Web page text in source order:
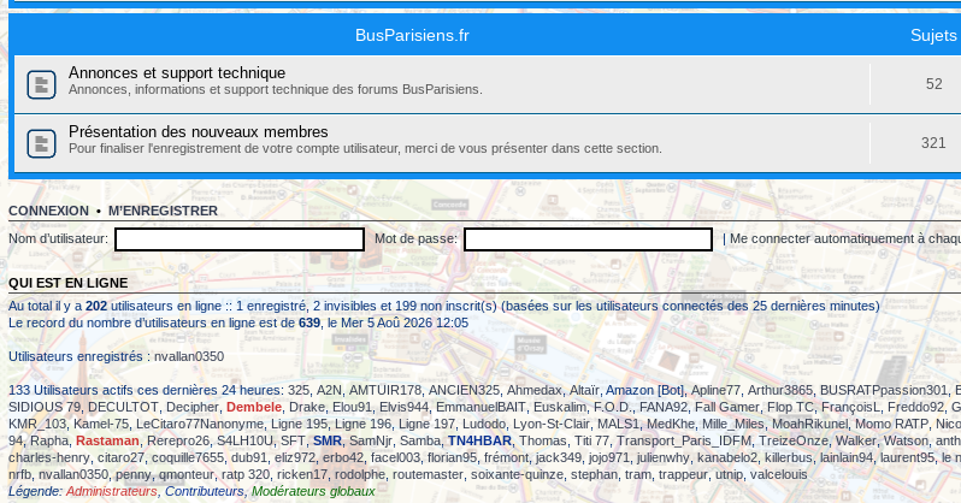
BusParisiens.fr Sujets
Annonces et support technique
Annonces, informations et support technique des forums BusParisiens. 52
Présentation des nouveaux membres
Pour finaliser l'enregistrement de votre compte utilisateur, merci de vous présenter dans cette section. 321
CONNEXION • M’ENREGISTRER
Nom d’utilisateur:
Mot de passe: |Me connecter automatiquement à
QUI EST EN LIGNE
Au total il y a 202utilisateurs en ligne :: 1 enregistré, 2 invisibles et 199 non inscrit(s) (basées sur les utilisateurs connectés des 25 dernières minutes)
Le record du nombre d’utilisateurs en ligne est de639, le Mer 5 Aoû 2026 12:05
Utilisateurs enregistrés :nvallan0350
133 Utilisateurs actifs ces dernières 24 heures: 325 A2N AMTUIR178,ANCIEN325 ,Ahmedax,Altaïr , Amazon [Bot],Apline77 Arthur3865 BUSRATPpassion301 ,
SIDIOUS 79 DECULTOT Decipher Dembele Drake, Elou91,Elvis944,EmmanuelBAIT ,Euskalim,F.O.D.,FANA92,Fall Gamer ,Flop TC,FrançoisL Freddo92,
KMR_103,Kamel-75 LeCitaro77Nanonyme,Ligne 195,Ligne 196 Ligne 197 Ludodo Lyon-St-Clair ,MALS1,MedKhe,Mille_Miles ,MoahRikunel ,Momo RATP,
94,Rapha ,Rastaman,Rerepro26 ,S4LH10U,SFT,SMR,SamNjr Samba ,TN4HBAR,Thomas Titi 77 Transport_Paris_IDFM,TreizeOnze,Walker,Watson ,
charles-henry, citaro27, coquille7655 ,dub91 ,eliz972,erbo42 facel003 florian95, frémont,jack349 jojo971 julienwhy kanabelo2 ,killerbus,lainlain94,laurent95,le
nrfb nvallan0350,penny,qmonteur,ratp 320 ricken17 rodolphe routemaster soixante-quinze stephan tram trappeur,utnip valcelouis
Légende: Administrateurs,Contributeurs,Modérateurs globaux